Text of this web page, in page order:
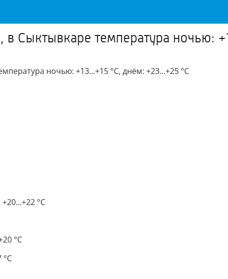
Сыктывкаре температура ночью:
ночью: +13...+15 °C, днём: +23...+25 °C
°C
°C